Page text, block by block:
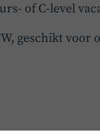
of C-level
geschikt voor